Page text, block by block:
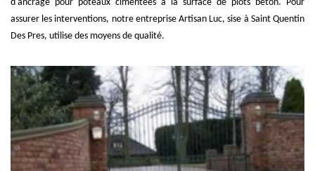
d'ancrage pour poteaux cimentées à la surface de plots béton. Pour
assurer les interventions, notre entreprise Artisan Luc, sise à Saint Quentin
Des Pres, utilise des moyens de qualité.